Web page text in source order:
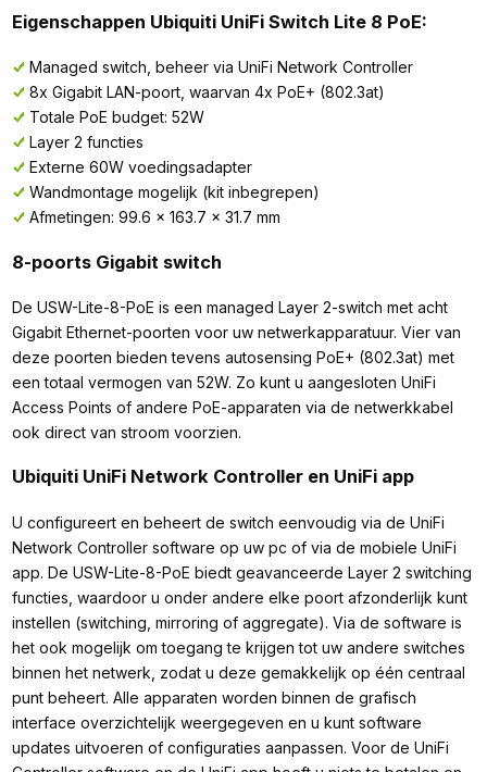
Eigenschappen Ubiquiti UniFi Switch Lite 8 PoE:
Managed switch, beheer via UniFi Network Controller
8x Gigabit LAN-poort, waarvan 4x PoE+ (802.3at)
Totale PoE budget: 52W
Layer 2 functies
Externe 60W voedingsadapter
Wandmontage mogelijk (kit inbegrepen)
Afmetingen: 99.6 x 163.7 x 31.7 mm
8-poorts Gigabit switch
De USW-Lite-8-PoE is een managed Layer 2-switch met acht
Gigabit Ethernet-poorten voor uw netwerkapparatuur. Vier van
deze poorten bieden tevens autosensing PoE+ (802.3at) met
een totaal vermogen van 52W. Zo kunt u aangesloten UniFi
Access Points of andere PoE-apparaten via de netwerkkabel
ook direct van stroom voorzien.
Ubiquiti UniFi Network Controller en UniFi app
U configureert en beheert de switch eenvoudig via de UniFi
Network Controller software op uw pc of via de mobiele UniFi
app. De USW-Lite-8-PoE biedt geavanceerde Layer 2 switching
functies, waardoor u onder andere elke poort afzonderlijk kunt
instellen (switching, mirroring of aggregate). Via de software is
het ook mogelijk om toegang te krijgen tot uw andere switches
binnen het netwerk, zodat u deze gemakkelijk op één centraal
punt beheert. Alle apparaten worden binnen de grafisch
interface overzichtelijk weergegeven en u kunt software
updates uitvoeren of configuraties aanpassen. Voor de UniFi